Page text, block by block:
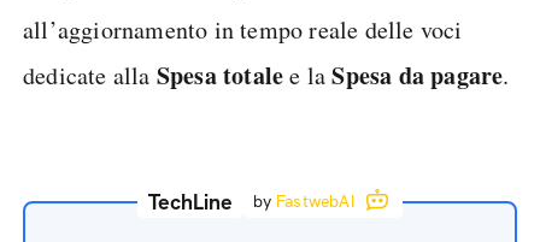
all’aggiornamento in tempo reale delle voci
dedicate alla Spesa totalee laSpesa da pagare.
TechLine by FastwebAI